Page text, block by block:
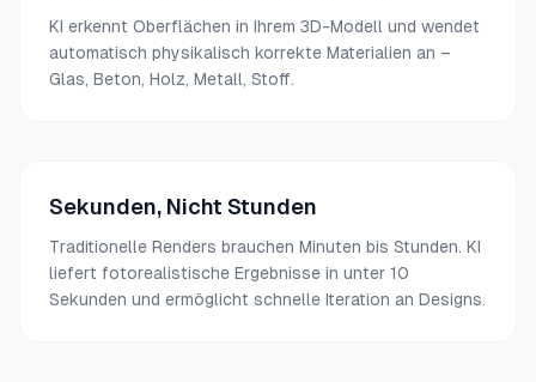
KI erkennt Oberflächen in Ihrem 3D-Modell und wendet
automatisch physikalisch korrekte Materialien an –
Glas, Beton, Holz, Metall, Stoff.
Sekunden, Nicht Stunden
Traditionelle Renders brauchen Minuten bis Stunden. KI
liefert fotorealistische Ergebnisse in unter 10
Sekunden und ermöglicht schnelle Iteration an Designs.